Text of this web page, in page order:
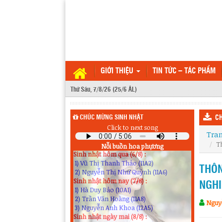
GIỚI THIỆU TIN TỨC – TÁC PHẨM
Thứ Sáu, 7/8/26 (25/6 ÂL)
CHÚC MỪNG SINH NHẬT
Click to next song
Nỗi buồn hoa phựơng
Sinh nhật hôm qua (6/8) :
1) Vũ Thị Thanh Thảo (11A2)
2) Nguyễn Thị Như Quỳnh (11A6)
Sinh nhật hôm nay (7/8) :
1) Hà Duy Bảo (10A1)
2) Trần Văn Hoàng (11A8)
3) Nguyễn Anh Khoa (12A5)
Sinh nhật ngày mai (8/8) :
1) Lê Ngọc Huyền (10A9)